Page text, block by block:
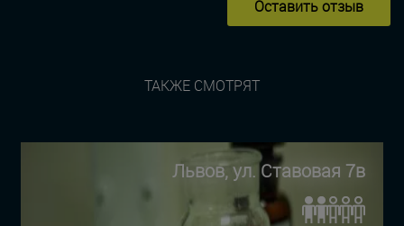
Оставить отзыв
ТАКЖЕ СМОТРЯТ
Львов, ул. Ставовая 7в